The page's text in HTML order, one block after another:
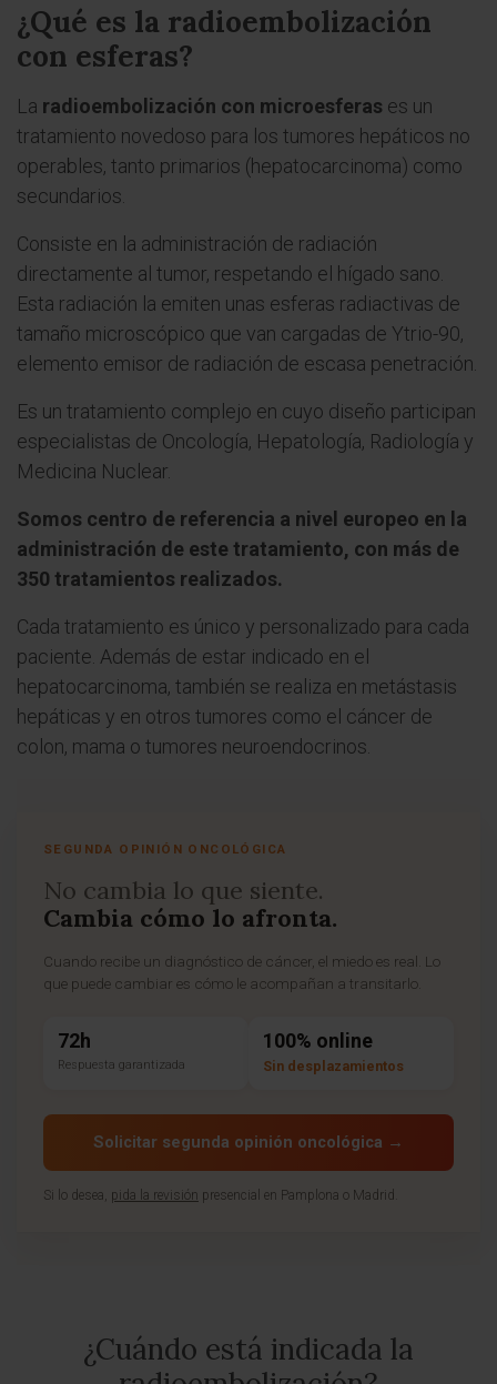
¿Qué es la radioembolización
con esferas?
La radioembolización con microesferas es un
tratamiento novedoso para los tumores hepáticos no
operables, tanto primarios (hepatocarcinoma) como
secundarios.
Consiste en la administración de radiación
directamente al tumor, respetando el hígado sano.
Esta radiación la emiten unas esferas radiactivas de
tamaño microscópico que van cargadas de Ytrio-90,
elemento emisor de radiación de escasa penetración.
Es un tratamiento complejo en cuyo diseño participan
especialistas de Oncología, Hepatología, Radiología y
Medicina Nuclear.
Somos centro de referencia a nivel europeo en la
administración de este tratamiento, con más de
350 tratamientos realizados.
Cada tratamiento es único y personalizado para cada
paciente. Además de estar indicado en el
hepatocarcinoma, también se realiza en metástasis
hepáticas y en otros tumores como el cáncer de
colon, mama o tumores neuroendocrinos.
SEGUNDA OPINIÓN ONCOLÓGICA
No cambia lo que siente.
Cambia cómo lo afronta.
Cuando recibe un diagnóstico de cáncer, el miedo es real. Lo
que puede cambiar es cómo le acompañan a transitarlo.
72h
Respuesta garantizada
100% online
Sin desplazamientos
Solicitar segunda opinión oncológica →
Si lo desea, pida la revisión presencial en Pamplona o Madrid.
¿Cuándo está indicada la